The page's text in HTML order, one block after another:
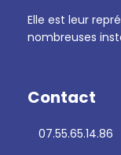
Elle est leur
nombreuses
Contact
07.55.65.14.86